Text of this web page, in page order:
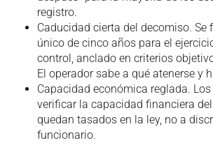
registro.
Caducidad cierta del decomiso. Se
único de cinco años para el
control, anclado en criterios
El operador sabe a qué atenerse y
Capacidad económica reglada.
verificar la capacidad financiera
quedan tasados en la ley, no a
funcionario.